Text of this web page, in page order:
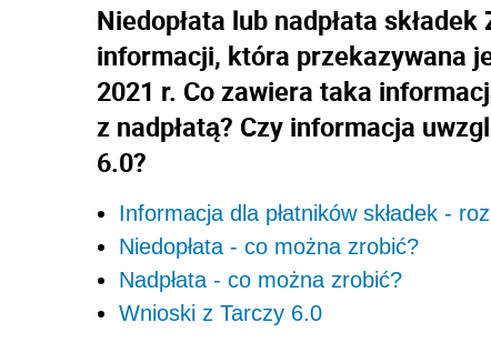
Niedopłata lub nadpłata
informacji, która przekazywana
2021 r. Co zawiera taka
z nadpłatą? Czy informacja
6.0?
Informacja dla płatników składek -
Niedopłata - co można zrobić?
Nadpłata - co można zrobić?
Wnioski z Tarczy 6.0